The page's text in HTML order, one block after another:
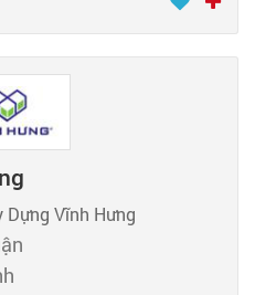
Dựng Vĩnh Hưng